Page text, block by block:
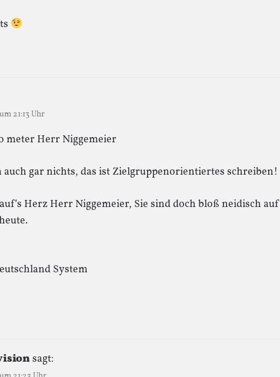
21:13 Uhr
meter Herr Niggemeier
auch gar nichts, das ist Zielgruppenorientiertes schreiben!
Herz Herr Niggemeier, Sie sind doch bloß neidisch auf
System
sagt: